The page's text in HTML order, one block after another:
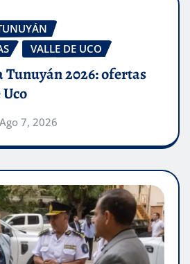
VALLE DE UCO
Tunuyán 2026: ofertas
Ago 7, 2026